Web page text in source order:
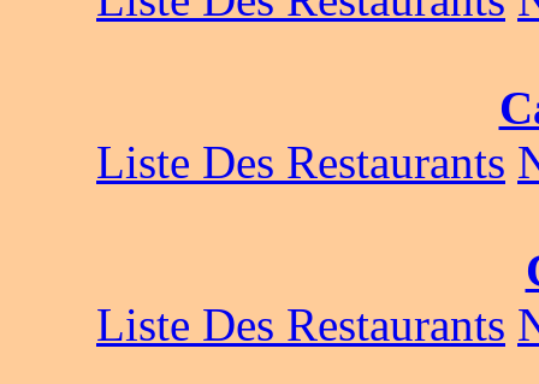
Liste Des Restaurants
Liste Des Restaurants